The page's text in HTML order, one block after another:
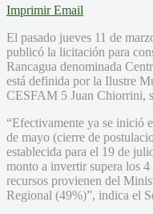
Imprimir Email
El pasado jueves 11 de
publicó la licitación para
Rancagua denominada
está definida por la Ilustre
CESFAM 5 Juan Chiorrini,
“Efectivamente ya se inició
de mayo (cierre de
establecida para el 19 de
monto a invertir supera los
recursos provienen del
Regional (49%)”, indica el